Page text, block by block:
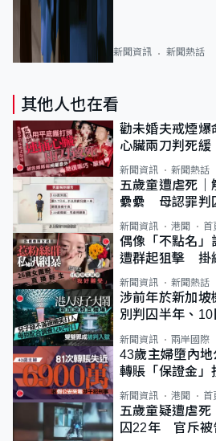
新聞資訊 新聞熱話
其他人也在看
勸未婚夫戒煙
心臟兩刀判死
新聞資訊 新聞熱話
五歲童遭虐死｜
纍纍 母認罪判
類案最惡劣
新聞資訊 港聞 首
偶像「不點名
遭群起狙擊 掛
新聞資訊 新聞熱話
涉前年於新加
別判囚半年、10
新聞資訊 兩岸國際
43歲主婦墮內
轉賬「保證金」
新聞資訊 港聞 首
五歲童疑遭虐死
囚22年 官斥被